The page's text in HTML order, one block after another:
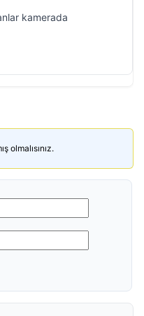
kamerada
olmalısınız.